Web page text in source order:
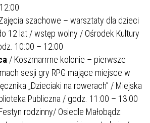
szachowe – warsztaty dla dzieci
12 lat / wstęp wolny / Ośrodek Kultury
10:00 – 12:00
/ Koszmarrrne kolonie – pierwsze
sesji gry RPG mające miejsce w
„Dzieciaki na rowerach” / Miejska
Publiczna / godz. 11:00 – 13:00
rodzinny/ Osiedle Małobądz: